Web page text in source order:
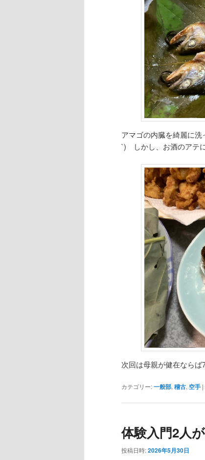
アマゴの内臓を綺麗に
`) しかし、お酒のアテ
次回は母親が健在なら
カテゴリー:一般部, 稽古, 空手 |
体験入門2人
投稿日時:2026年5月30日